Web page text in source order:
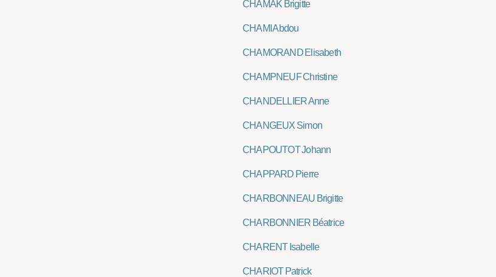
CHAMAK Brigitte
CHAMI Abdou
CHAMORAND Elisabeth
CHAMPNEUF Christine
CHANDELLIER Anne
CHANGEUX Simon
CHAPOUTOT Johann
CHAPPARD Pierre
CHARBONNEAU Brigitte
CHARBONNIER Béatrice
CHARENT Isabelle
CHARIOT Patrick